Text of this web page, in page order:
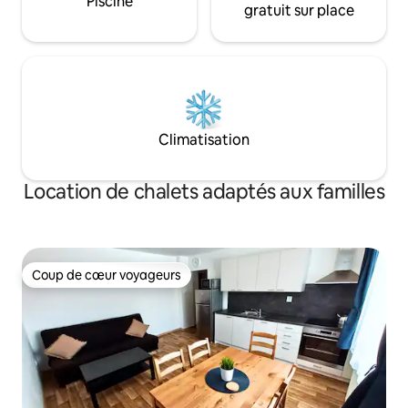
gratuit sur place
Climatisation
Location de chalets adaptés aux familles
Coup de cœur voyageurs
Coup de cœur voyageurs